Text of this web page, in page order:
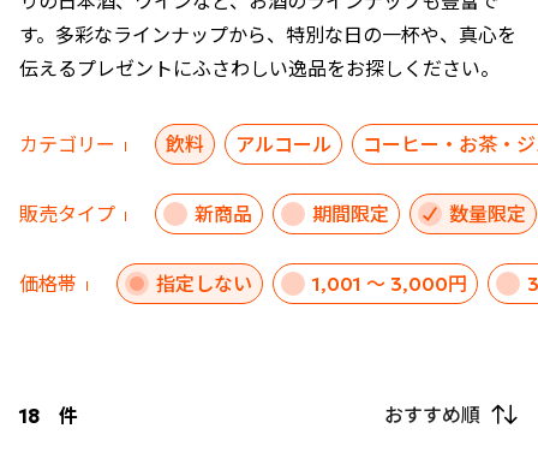
す。多彩なラインナップから、特別な日の一杯や、真心を
伝えるプレゼントにふさわしい逸品をお探しください。
カテゴリー 飲料 アルコール コーヒー・お茶・
販売タイプ 新商品 期間限定 数量限定
価格帯 指定しない 1,001 ～ 3,000円
18 件 おすすめ順